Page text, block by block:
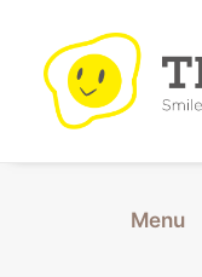
Menu